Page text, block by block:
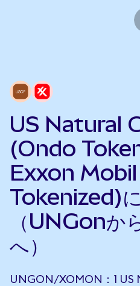
US Natural
(Ondo
Exxon
Tokenized)
（UNGonか
へ）
UNGON/XOMON：1 US